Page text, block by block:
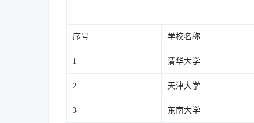
序号 学校名称
1 清华大学
2 天津大学
3 东南大学